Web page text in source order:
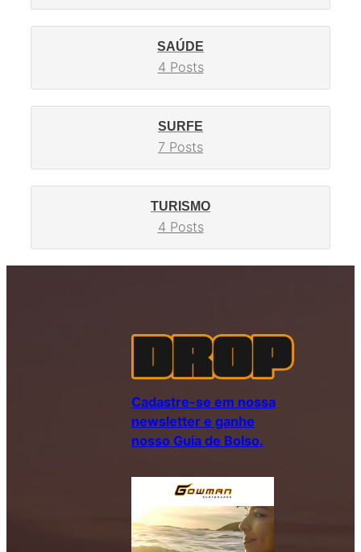
SAÚDE
4 Posts
SURFE
7 Posts
TURISMO
4 Posts
Cadastre-se em nossa
newsletter e ganhe
nosso Guia de Bolso.